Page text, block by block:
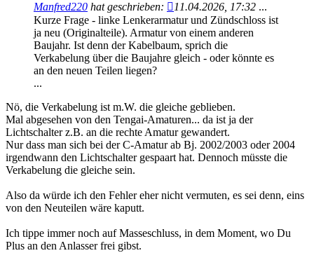
Manfred220 hat geschrieben: 11.04.2026, 17:32 ...
Kurze Frage - linke Lenkerarmatur und Zündschloss ist
ja neu (Originalteile). Armatur von einem anderen
Baujahr. Ist denn der Kabelbaum, sprich die
Verkabelung über die Baujahre gleich - oder könnte es
an den neuen Teilen liegen?
...
Nö, die Verkabelung ist m.W. die gleiche geblieben.
Mal abgesehen von den Tengai-Amaturen... da ist ja der
Lichtschalter z.B. an die rechte Amatur gewandert.
Nur dass man sich bei der C-Amatur ab Bj. 2002/2003 oder 2004
irgendwann den Lichtschalter gespaart hat. Dennoch müsste die
Verkabelung die gleiche sein.
Also da würde ich den Fehler eher nicht vermuten, es sei denn, eins
von den Neuteilen wäre kaputt.
Ich tippe immer noch auf Masseschluss, in dem Moment, wo Du
Plus an den Anlasser frei gibst.